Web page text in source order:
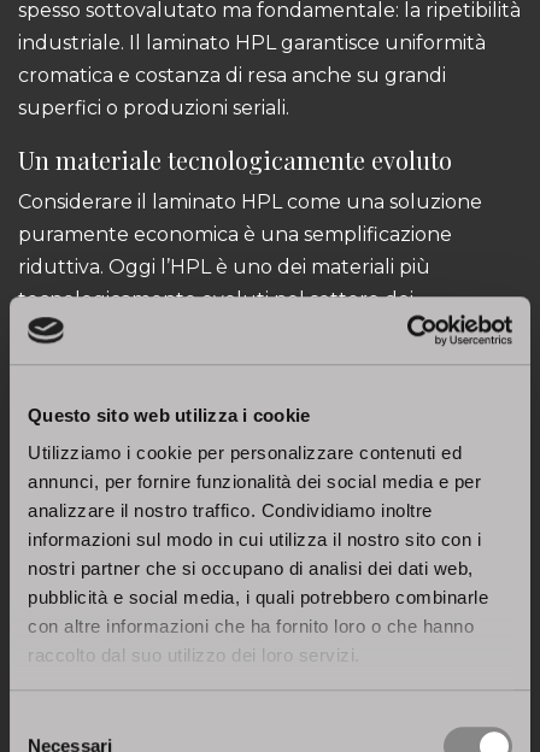
Questo sito web utilizza i cookie
Utilizziamo i cookie per personalizzare contenuti ed
annunci, per fornire funzionalità dei social media e per
analizzare il nostro traffico. Condividiamo inoltre
informazioni sul modo in cui utilizza il nostro sito con i
nostri partner che si occupano di analisi dei dati web,
pubblicità e social media, i quali potrebbero combinarle
con altre informazioni che ha fornito loro o che hanno
raccolto dal suo utilizzo dei loro servizi.
Necessari
spesso sottovalutato ma fondamentale: la ripetibilità
industriale. Il laminato HPL garantisce uniformità
cromatica e costanza di resa anche su grandi
superfici o produzioni seriali.
Un materiale tecnologicamente evoluto
Considerare il laminato HPL come una soluzione
puramente economica è una semplificazione
riduttiva. Oggi l’HPL è uno dei materiali più
tecnologicamente evoluti nel settore dei
rivestimenti per l’arredamento.
Le superfici disponibili includono:
tatto;
– finiture ispirate a pietra, cemento o metallo;
– texture opache, setose o anti-impronta;
Il laminato HPL non si limita a imitare altri materiali,
ma li interpreta con un linguaggio proprio,
dialogando in modo coerente con legno, vetro o
pietra naturale all’interno di progetti
contemporanei.
Perché scegliere il laminato HPL in cucina